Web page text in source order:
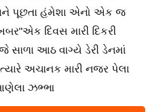
પૂછતા હંમેશા એનો એક જ
દિવસ મારી દિકરી
આઠ વાગ્યે ડેરી ડેનમાં
અચાનક મારી નજર પેલા
ઝભ્ભા